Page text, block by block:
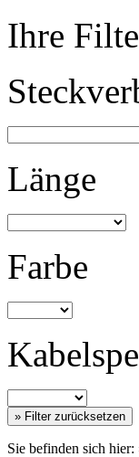
Ihre
Länge
Farbe
Sie befinden sich hier: